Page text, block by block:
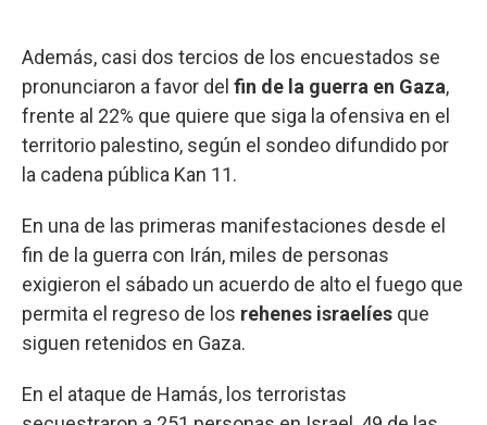
Además, casi dos tercios de los encuestados se
pronunciaron a favor del fin de la guerra en Gaza,
frente al 22% que quiere que siga la ofensiva en el
territorio palestino, según el sondeo difundido por
la cadena pública Kan 11.
En una de las primeras manifestaciones desde el
fin de la guerra con Irán, miles de personas
exigieron el sábado un acuerdo de alto el fuego que
permita el regreso de los rehenes israelíes que
siguen retenidos en Gaza.
En el ataque de Hamás, los terroristas